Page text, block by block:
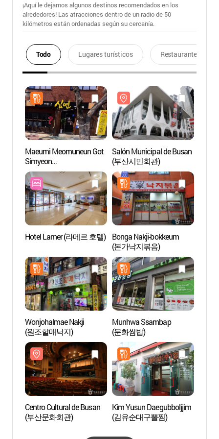
¡Aquí le dejamos algunos destinos recomendados en los
alrededores! Las atracciones dentro de un radio de 50
kilómetros están ordenadas según su cercanía.
Todo Lugares turísticos Restaurantes
Maeumi Meomuneun Got
Simyeon
(마음이머무는곳심연)
Salón Municipal de Busan
(부산시민회관)
Hotel Lamer (라메르 호텔)
Bonga Nakji-bokkeum
(본가낙지볶음)
Wonjohalmae Nakji
(원조할매낙지)
Munhwa Ssambap
(문화쌈밥)
Centro Cultural de Busan
(부산문화회관)
Kim Yusun Daegubboljjim
(김유순대구뽈찜)